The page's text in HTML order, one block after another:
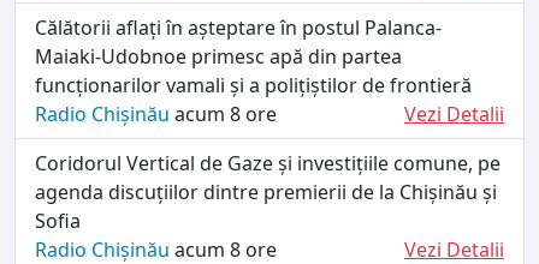
Călătorii aflați în așteptare în postul Palanca-
Maiaki-Udobnoe primesc apă din partea
funcționarilor vamali și a polițiștilor de frontieră
Radio Chișinău acum 8 ore
Vezi Detalii
Coridorul Vertical de Gaze și investițiile comune, pe
agenda discuțiilor dintre premierii de la Chișinău și
Sofia
Radio Chișinău acum 8 ore
Vezi Detalii